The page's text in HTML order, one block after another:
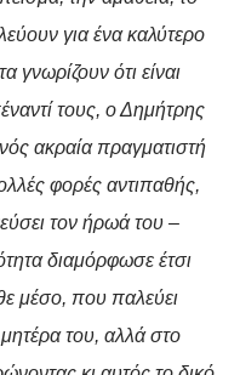
για ένα καλύτερο
ότι είναι
τους, ο Δημήτρης
ακραία πραγματιστή
φορές αντιπαθής,
τον ήρωά του –
διαμόρφωσε έτσι
μέσο, που παλεύει
του, αλλά στο